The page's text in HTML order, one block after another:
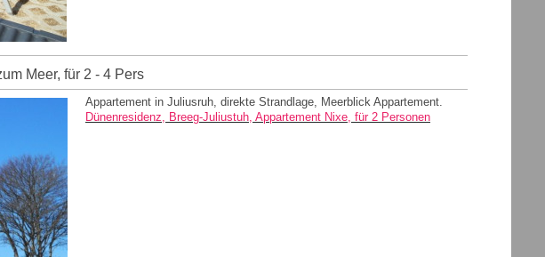
Meer, für 2 - 4 Pers
Appartement in Juliusruh, direkte Strandlage, Meerblick Appartement.
Dünenresidenz, Breeg-Juliustuh, Appartement Nixe, für 2 Personen